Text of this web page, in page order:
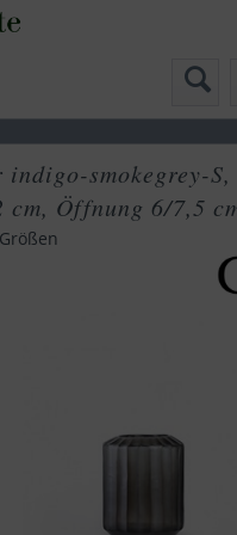
indigo-smokegrey-
cm, Öffnung 6/7,5